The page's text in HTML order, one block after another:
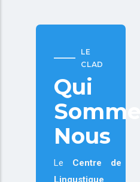
LE
CLAD
Qui
Sommes
Nous
Le Centre de
Lingustique